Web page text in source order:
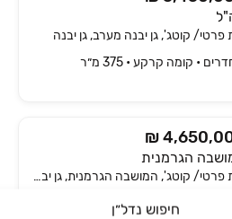
חיפוש נדל״ן
פרטי/ קוטג', גן יבנה מערב, גן יבנה
₪
הגרמנית
בית פרטי/ קוטג', המושבה הגרמנית, גן יבנה